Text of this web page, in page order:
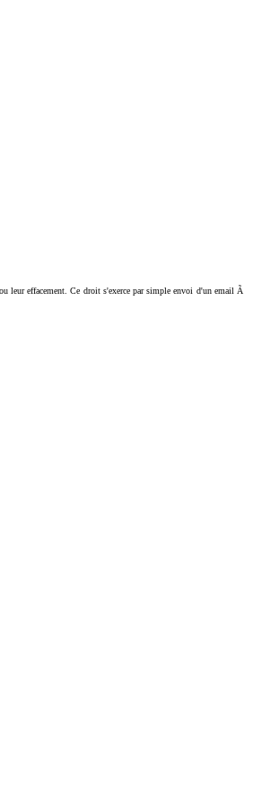
effacement. Ce droit s'exerce par simple envoi d'un email Ã